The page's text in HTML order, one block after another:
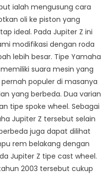
ialah mengusung cara
oli ke piston yang
ideal. Pada Jupiter Z ini
modifikasi dengan roda
lebih besar. Tipe Yamaha
suara mesin yang
populer di masanya
yang berbeda. Dua varian
tipe spoke wheel. Sebagai
Jupiter Z tersebut selain
juga dapat dilihat
rem belakang dengan
Jupiter Z tipe cast wheel.
2003 tersebut cukup